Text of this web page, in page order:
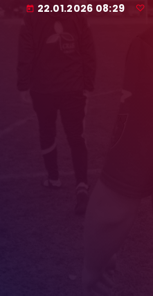
today 22.01.2026 08:29